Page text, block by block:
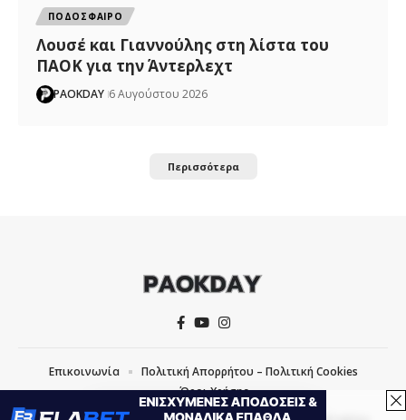
ΠΟΔΟΣΦΑΙΡΟ
Λουσέ και Γιαννούλης στη λίστα του
ΠΑΟΚ για την Άντερλεχτ
PAOKDAY 6 Αυγούστου 2026
Περισσότερα
Επικοινωνία
Πολιτική Απορρήτου – Πολιτική Cookies
Όροι Χρήσης